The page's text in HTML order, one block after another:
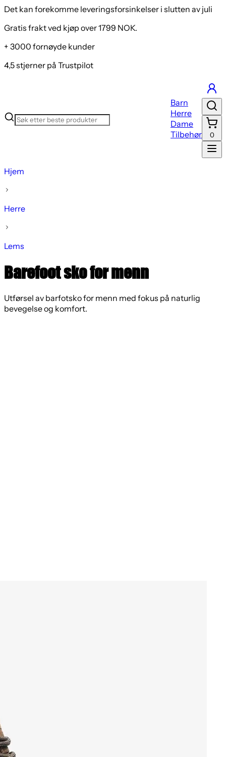
Det kan forekomme leveringsforsinkelser i slutten av juli
Gratis frakt ved kjøp over 1799 NOK.
+ 3000 fornøyde kunder
4,5 stjerner på Trustpilot
Barn
Herre
Dame
Tilbehør
0
Hjem
Herre
Lems
Barefoot sko for menn
Utførsel av barfotsko for menn med fokus på naturlig
bevegelse og komfort.